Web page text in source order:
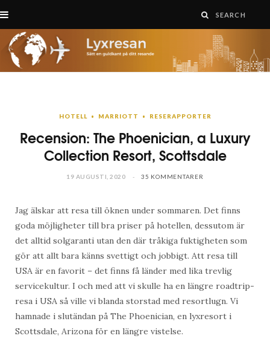
HOTELL MARRIOTT RESERAPPORTER
Recension: The Phoenician, a Luxury
Collection Resort, Scottsdale
19 AUGUSTI, 2020 35 KOMMENTARER
Jag älskar att resa till öknen under sommaren. Det finns
goda möjligheter till bra priser på hotellen, dessutom är
det alltid solgaranti utan den där tråkiga fuktigheten som
gör att allt bara känns svettigt och jobbigt. Att resa till
USA är en favorit – det finns få länder med lika trevlig
servicekultur. I och med att vi skulle ha en längre roadtrip-
resa i USA så ville vi blanda storstad med resortlugn. Vi
hamnade i slutändan på The Phoenician, en lyxresort i
Scottsdale, Arizona för en längre vistelse.